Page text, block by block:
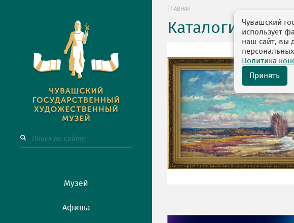
Музей
Афиша
ГЛАВНАЯ
Каталоги Чувашский
использует
наш сайт, вы
Политика
Принять